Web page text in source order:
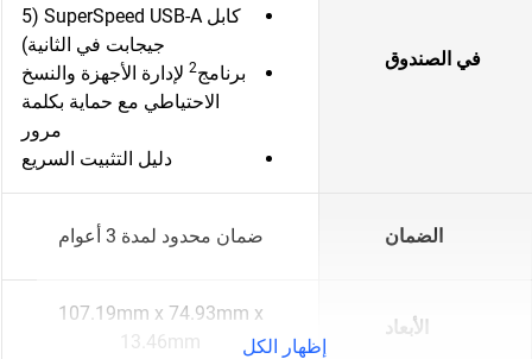
في الصندوق
كابل SuperSpeed USB-A (5
جيجابت في الثانية)
برنامج2 لإدارة الأجهزة والنسخ
الاحتياطي مع حماية بكلمة
مرور
دليل التثبيت السريع
الضمان ضمان محدود لمدة 3 أعوام
الأبعاد
107.19mm x 74.93mm x
13.46mm
إظهار الكل